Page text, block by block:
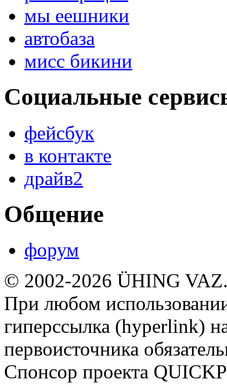
мы еешники
автобаза
мисс бикини
Социальные
фейсбук
в контакте
драйв2
Общение
форум
© 2002-2026 ÜHING
При любом
гиперссылка (hyperlink)
первоисточника
Спонсор проекта